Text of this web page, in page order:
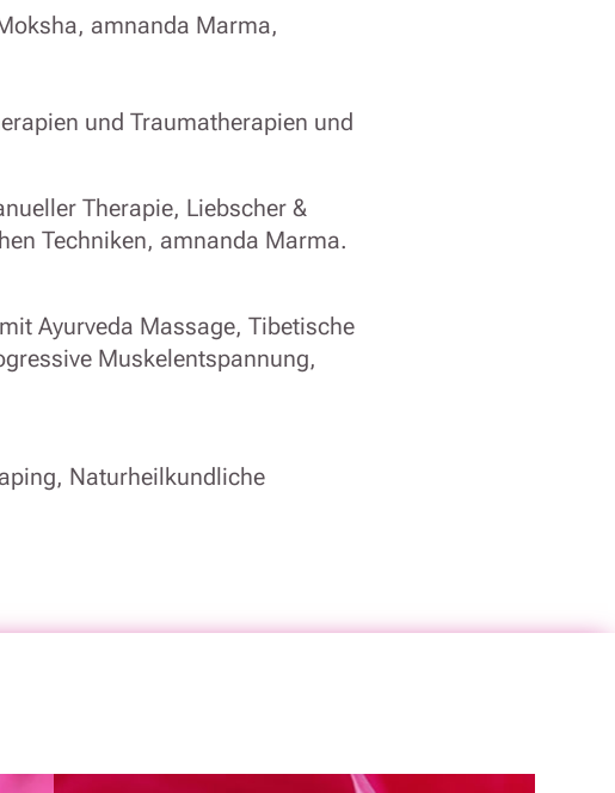
amnanda Marma,
und Traumatherapien und
Therapie, Liebscher &
Techniken, amnanda Marma.
Ayurveda Massage, Tibetische
Muskelentspannung,
Naturheilkundliche